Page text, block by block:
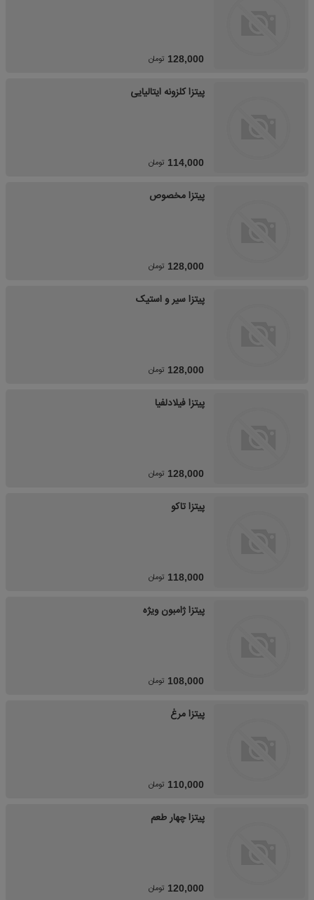
128,000 تومان
پیتزا کلزونه ایتالیایی
114,000 تومان
پیتزا مخصوص
128,000 تومان
پیتزا سیر و استیک
128,000 تومان
پیتزا فیلادلفیا
128,000 تومان
پیتزا تاکو
118,000 تومان
پیتزا ژامبون ویژه
108,000 تومان
پیتزا مرغ
110,000 تومان
پیتزا چهار طعم
120,000 تومان